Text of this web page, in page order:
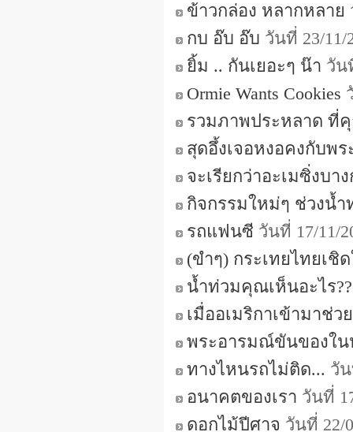
ข้าวกล่อง หลากหลาย
กบ อ๊บ อ๊บ วันที่ 23/11/
ยิ้ม .. กันเยอะๆ น๊า วัน
Ormie Wants Cookies
รวมภาพประหลาด ที่
สุดอึ้งเจอหงอคงกับพร
จะเรียกว่าอะเมซิ่งบ
กิจกรรมใหม่ๆ ช่วงน้ำ
รถแฟนซี วันที่ 17/11/
(ขำๆ) กระเทยไทยเชิ
น้ำท่วมคุณเห็นอะไร
เมื่ออเมริกาเข้ามาช่ว
พระอารมณ์ขันของใน
ทางไหนรถไม่ติด... วั
อนาคตของเรา วันที่
ดอกไม้ปีศาจ วันที่ 22/